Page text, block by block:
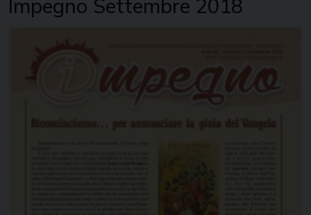
Impegno Settembre 2018